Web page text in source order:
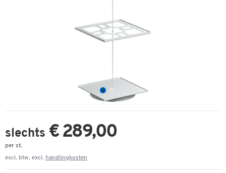
slechts € 289,00
per st.
excl. btw, excl. handlingkosten